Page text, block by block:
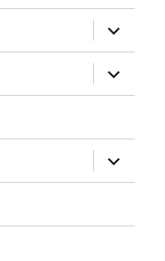
ブ
メ
ニ
ュ
ー
開
ブ
メ
ー
を
展
開
ブ
メ
ー